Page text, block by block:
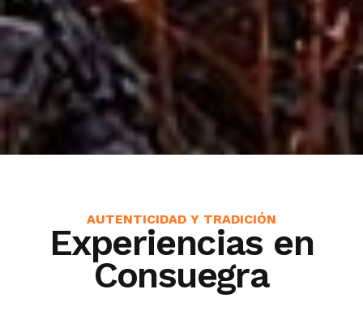
AUTENTICIDAD Y TRADICIÓN
Experiencias en
Consuegra